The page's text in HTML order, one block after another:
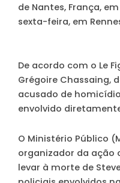
de Nantes, França,
sexta-feira, em
De acordo com o Le
Grégoire Chassaing,
acusado de
envolvido
O Ministério Público
organizador da ação
levar à morte de